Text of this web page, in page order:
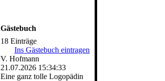
Gästebuch
18 Einträge
Ins Gästebuch eintragen
V. Hofmann
21.07.2026 15:34:33
Eine ganz tolle Logopädin